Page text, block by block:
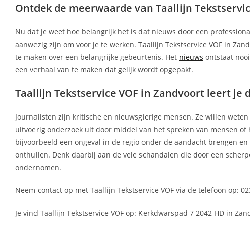
Ontdek de meerwaarde van Taallijn
Nu dat je weet hoe belangrijk het is dat nieuws door een
aanwezig zijn om voor je te werken. Taallijn Tekstservice VOF in
te maken over een belangrijke gebeurtenis. Het nieuws ontstaat
een verhaal van te maken dat gelijk wordt opgepakt.
Taallijn Tekstservice VOF in Zandvoort leert je
Journalisten zijn kritische en nieuwsgierige mensen. Ze willen
uitvoerig onderzoek uit door middel van het spreken van mensen
bijvoorbeeld een ongeval in de regio onder de aandacht brengen
onthullen. Denk daarbij aan de vele schandalen die door een
ondernomen.
Neem contact op met Taallijn Tekstservice VOF via de telefoon op:
Je vind Taallijn Tekstservice VOF op: Kerkdwarspad 7 2042 HD in